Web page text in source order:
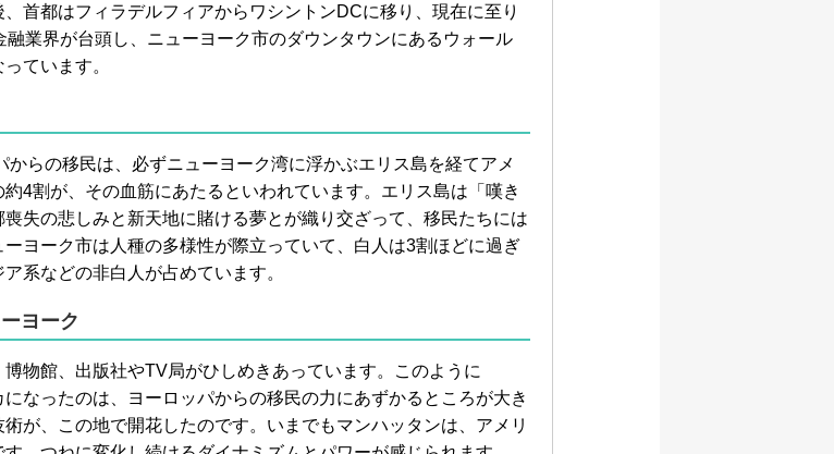
首都はフィラデルフィアからワシントンDCに移り、現在に至り
業界が台頭し、ニューヨーク市のダウンタウンにあるウォール
ています。
らの移民は、必ずニューヨーク湾に浮かぶエリス島を経てアメ
4割が、その血筋にあたるといわれています。エリス島は「嘆き
失の悲しみと新天地に賭ける夢とが織り交ざって、移民たちには
ヨーク市は人種の多様性が際立っていて、白人は3割ほどに過ぎ
系などの非白人が占めています。
ヨーク
物館、出版社やTV局がひしめきあっています。このように
なったのは、ヨーロッパからの移民の力にあずかるところが大き
が、この地で開花したのです。いまでもマンハッタンは、アメリ